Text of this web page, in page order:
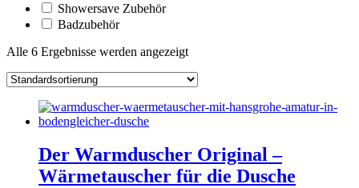
Showersave Zubehör
Badzubehör
Alle 6 Ergebnisse werden angezeigt
Der Warmduscher Original –
Wärmetauscher für die Dusche